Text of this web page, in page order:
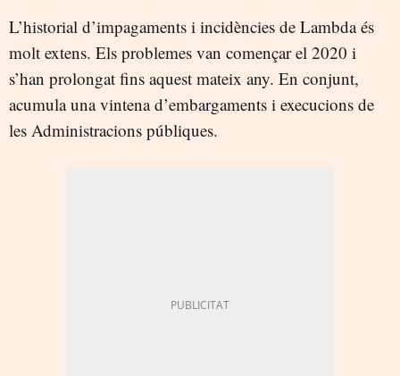
L’historial d’impagaments i incidències de Lambda és
molt extens. Els problemes van començar el 2020 i
s’han prolongat fins aquest mateix any. En conjunt,
acumula una vintena d’embargaments i execucions de
les Administracions públiques.